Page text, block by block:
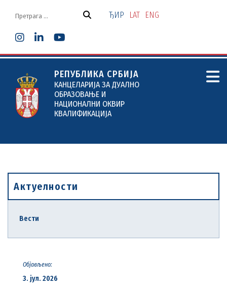
ЂИР LAT ENG
РЕПУБЛИКА СРБИЈА
КАНЦЕЛАРИЈА ЗА ДУАЛНО
ОБРАЗОВАЊЕ И
НАЦИОНАЛНИ ОКВИР
КВАЛИФИКАЦИЈА
Актуелности
Вести
Објављено:
3. јул. 2026